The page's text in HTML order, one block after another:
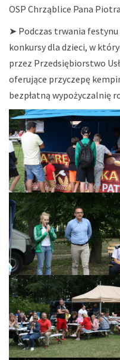
OSP Chrząblice Pana
➤ Podczas trwania
konkursy dla dzieci, w
przez Przedsiębiorstwo
oferujące przyczepę
bezpłatną wypożyczalnię